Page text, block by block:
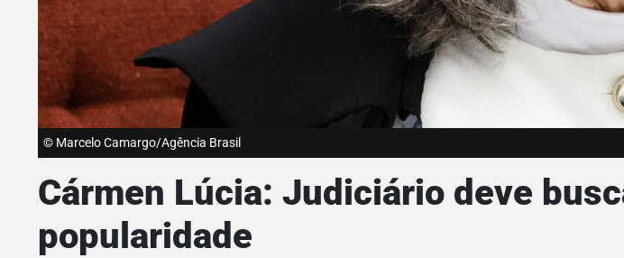
© Marcelo Camargo/Agência Brasil
Cármen Lúcia: Judiciário deve
popularidade